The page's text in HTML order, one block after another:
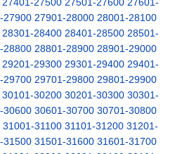
27900 27901-28000 28001-28100
28301-28400 28401-28500 28501-
28800 28801-28900 28901-29000
29201-29300 29301-29400 29401-
29700 29701-29800 29801-29900
30101-30200 30201-30300 30301-
30600 30601-30700 30701-30800
31001-31100 31101-31200 31201-
31500 31501-31600 31601-31700